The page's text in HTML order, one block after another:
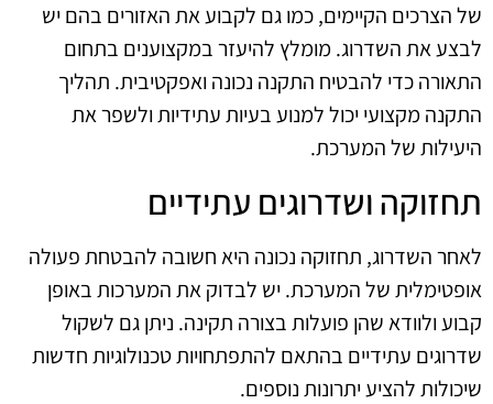
של הצרכים הקיימים, כמו גם לקבוע את האזורים בהם יש
לבצע את השדרוג. מומלץ להיעזר במקצוענים בתחום
התאורה כדי להבטיח התקנה נכונה ואפקטיבית. תהליך
התקנה מקצועי יכול למנוע בעיות עתידיות ולשפר את
היעילות של המערכת.
תחזוקה ושדרוגים עתידיים
לאחר השדרוג, תחזוקה נכונה היא חשובה להבטחת פעולה
אופטימלית של המערכת. יש לבדוק את המערכות באופן
קבוע ולוודא שהן פועלות בצורה תקינה. ניתן גם לשקול
שדרוגים עתידיים בהתאם להתפתחויות טכנולוגיות חדשות
שיכולות להציע יתרונות נוספים.